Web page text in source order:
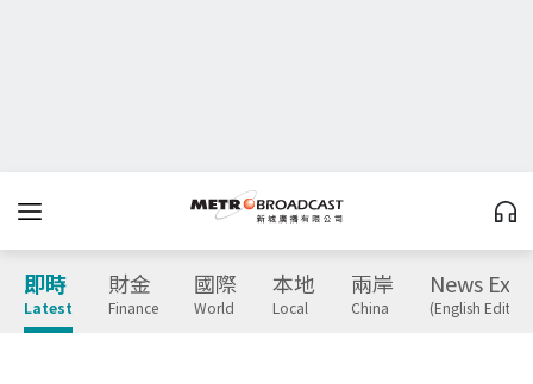
即時
Latest
財金
Finance
國際
World
本地
Local
兩岸
China
News
(English